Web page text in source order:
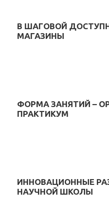
В ШАГОВОЙ
МАГАЗИНЫ
ФОРМА ЗАНЯТИЙ –
ПРАКТИКУМ
ИННОВАЦИОННЫЕ
НАУЧНОЙ ШКОЛЫ